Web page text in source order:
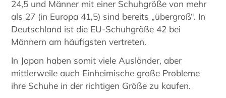
24,5 und Männer mit einer Schuhgröße von mehr
als 27 (in Europa 41,5) sind bereits „übergroß“. In
Deutschland ist die EU-Schuhgröße 42 bei
Männern am häufigsten vertreten.
In Japan haben somit viele Ausländer, aber
mittlerweile auch Einheimische große Probleme
ihre Schuhe in der richtigen Größe zu kaufen.